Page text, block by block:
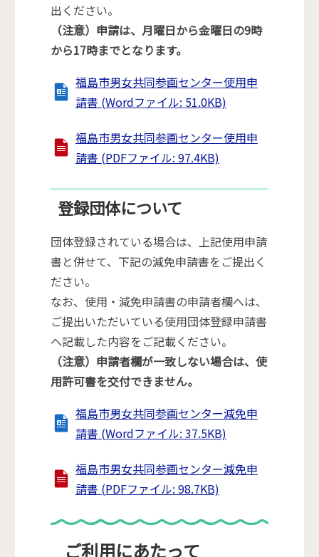
出ください。
（注意）申請は、月曜日から金曜日の9時
から17時までとなります。
福島市男女共同参画センター使用申
請書 (Wordファイル: 51.0KB)
福島市男女共同参画センター使用申
請書 (PDFファイル: 97.4KB)
登録団体について
団体登録されている場合は、上記使用申請
書と併せて、下記の減免申請書をご提出く
ださい。
なお、使用・減免申請書の申請者欄へは、
ご提出いただいている使用団体登録申請書
へ記載した内容をご記載ください。
（注意）申請者欄が一致しない場合は、使
用許可書を交付できません。
福島市男女共同参画センター減免申
請書 (Wordファイル: 37.5KB)
福島市男女共同参画センター減免申
請書 (PDFファイル: 98.7KB)
ご利用にあたって